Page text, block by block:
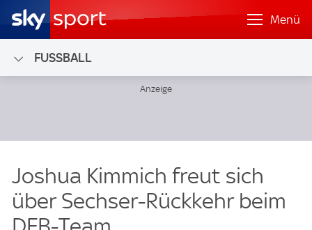
Menü
FUSSBALL
Joshua Kimmich freut sich
über Sechser-Rückkehr beim